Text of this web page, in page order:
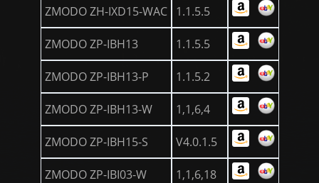
ZMODO ZH-IXD15-WAC 1.1.5.5
ZMODO ZP-IBH13 1.1.5.5
ZMODO ZP-IBH13-P 1.1.5.2
ZMODO ZP-IBH13-W 1,1,6,4
ZMODO ZP-IBH15-S V4.0.1.5
ZMODO ZP-IBI03-W 1,1,6,18